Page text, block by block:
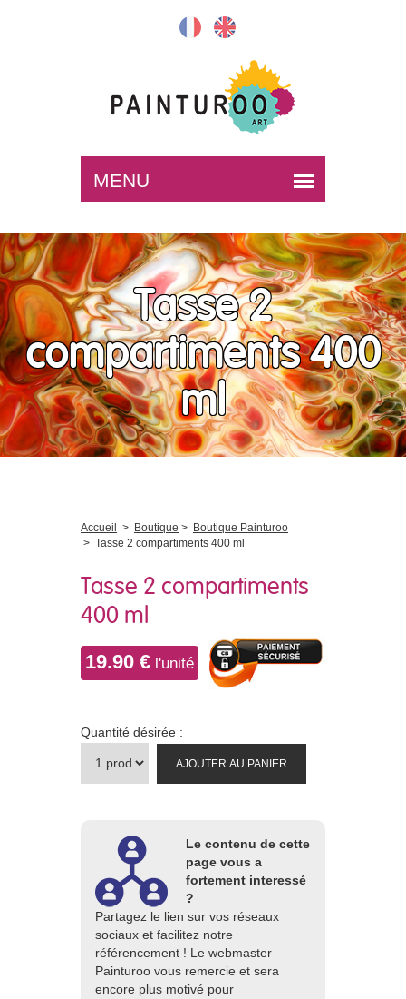
Tasse 2
compartiments 400
ml
Accueil > Boutique > Boutique Painturoo
> Tasse 2 compartiments 400 ml
Tasse 2 compartiments
400 ml
19.90 € l'unité
Quantité désirée :
AJOUTER AU PANIER
Le contenu de cette
page vous a
fortement interessé
?
Partagez le lien sur vos réseaux
sociaux et facilitez notre
référencement ! Le webmaster
Painturoo vous remercie et sera
encore plus motivé pour